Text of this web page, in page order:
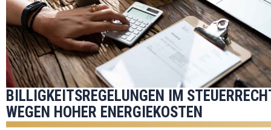
BILLIGKEITSREGELUNGEN IM
WEGEN HOHER ENERGIEKOSTEN